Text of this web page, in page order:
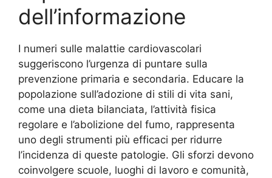
dell’informazione
I numeri sulle malattie cardiovascolari
suggeriscono l’urgenza di puntare sulla
prevenzione primaria e secondaria. Educare la
popolazione sull’adozione di stili di vita sani,
come una dieta bilanciata, l’attività fisica
regolare e l’abolizione del fumo, rappresenta
uno degli strumenti più efficaci per ridurre
l’incidenza di queste patologie. Gli sforzi devono
coinvolgere scuole, luoghi di lavoro e comunità,